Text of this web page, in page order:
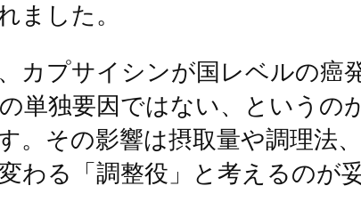
ました。
カプサイシンが国レベルの癌
単独要因ではない、というの
。その影響は摂取量や調理法
わる「調整役」と考えるのが